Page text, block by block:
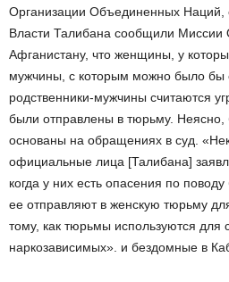
Организации Объединенных Наций,
Власти Талибана сообщили
Афганистану, что женщины, у
мужчины, с которым можно было бы
родственники-мужчины считаются
были отправлены в тюрьму. Неясно,
основаны на обращениях в суд.
официальные лица [Талибана]
когда у них есть опасения по
ее отправляют в женскую тюрьму
тому, как тюрьмы используются для
наркозависимых». и бездомные в